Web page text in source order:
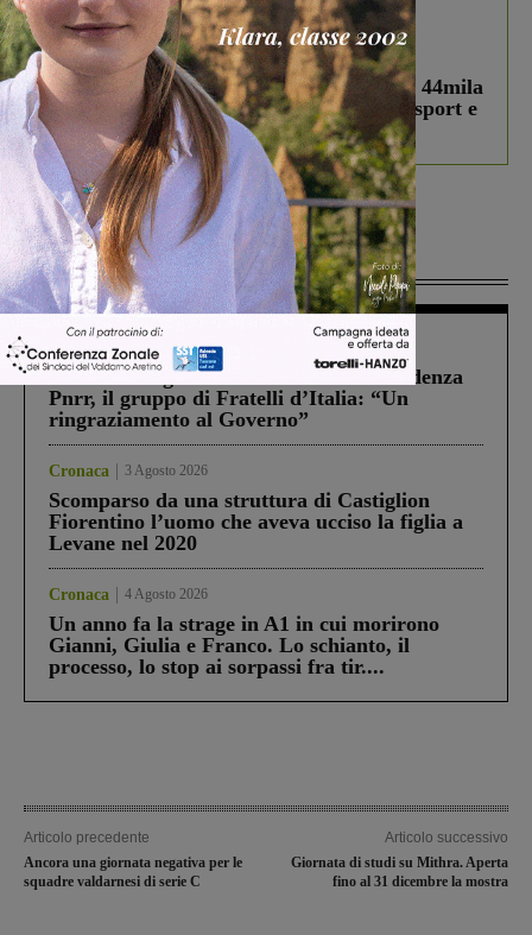
In vetrina 3 Agosto 2026
Estra Notizie agosto: Smart Cities, oltre 44mila
studenti coinvolti, torna il bando per lo sport e
debutta il podcast Estrair
Più lette
Figline Incisa Valdarno
Piscina di Figline finanziata oltre la scadenza
Pnrr, il gruppo di Fratelli d’Italia: “Un
ringraziamento al Governo”
Cronaca 3 Agosto 2026
Scomparso da una struttura di Castiglion
Fiorentino l’uomo che aveva ucciso la figlia a
Levane nel 2020
Cronaca 4 Agosto 2026
Un anno fa la strage in A1 in cui morirono
Gianni, Giulia e Franco. Lo schianto, il
processo, lo stop ai sorpassi fra tir....
Articolo precedente
Ancora una giornata negativa per le
squadre valdarnesi di serie C
Articolo successivo
Giornata di studi su Mithra. Aperta
fino al 31 dicembre la mostra